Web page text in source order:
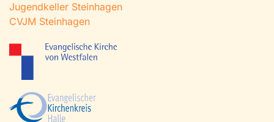
Jugendkeller Steinhagen
CVJM Steinhagen